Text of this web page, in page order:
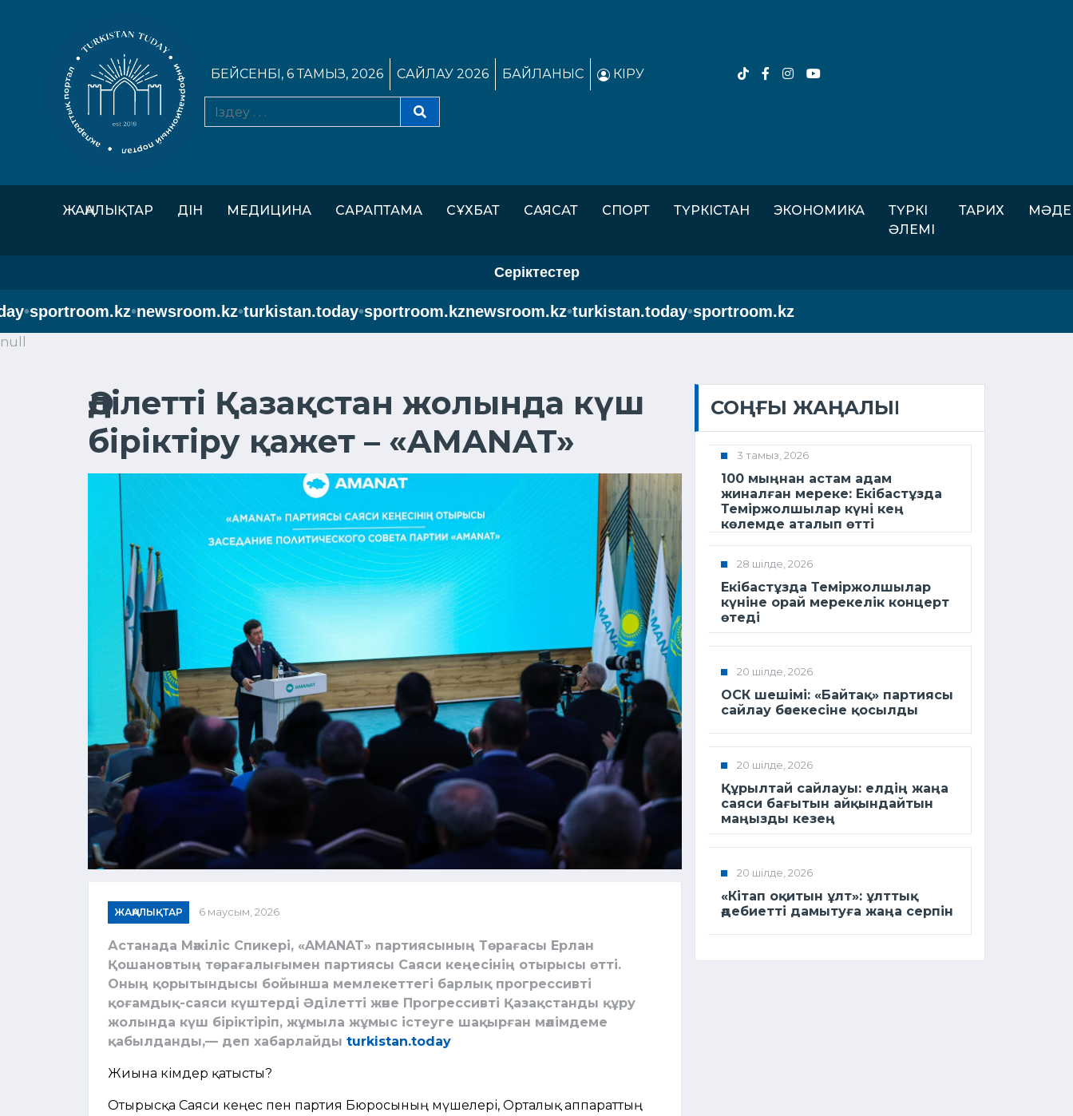
БЕЙСЕНБІ, 6 ТАМЫЗ, 2026 САЙЛАУ 2026 БАЙЛАНЫС КІРУ
ЖАҢАЛЫҚТАР ДІН МЕДИЦИНА САРАПТАМА СҰХБАТ САЯСАТ СПОРТ ТҮРКІСТАН ЭКОНОМИКА
ТҮРКІ
ӘЛЕМІ
ТАРИХ
Серіктестер
•sportroom.kz• newsroom.kz• turkistan.today•sportroom.kznewsroom.kz• turkistan.today•sportroom.kz
null
Әділетті Қазақстан жолында күш
біріктіру қажет – «AMANAT»
ЖАҢАЛЫҚТАР 6 маусым, 2026
Астанада Мәжіліс Спикері, «AMANAT» партиясының Төрағасы Ерлан
Қошановтың төрағалығымен партиясы Саяси кеңесінің отырысы өтті.
Оның қорытындысы бойынша мемлекеттегі барлық прогрессивті
қоғамдық-саяси күштерді Әділетті және Прогрессивті Қазақстанды құру
жолында күш біріктіріп, жұмыла жұмыс істеуге шақырған мәлімдеме
қабылданды,— деп хабарлайды turkistan.today
Жиынға кімдер қатысты?
Отырысқа Саяси кеңес пен партия Бюросының мүшелері, Орталық аппараттың
СОҢҒЫ ЖАҢАЛЫҚ
3 тамыз, 2026
100 мыңнан астам адам
жиналған мереке: Екібастұзда
Теміржолшылар күні кең
көлемде аталып өтті
28 шілде, 2026
Екібастұзда Теміржолшылар
күніне орай мерекелік концерт
өтеді
20 шілде, 2026
ОСК шешімі: «Байтақ» партиясы
сайлау бәсекесіне қосылды
20 шілде, 2026
Құрылтай сайлауы: елдің жаңа
саяси бағытын айқындайтын
маңызды кезең
20 шілде, 2026
«Кітап оқитын ұлт»: ұлттық
әдебиетті дамытуға жаңа серпін